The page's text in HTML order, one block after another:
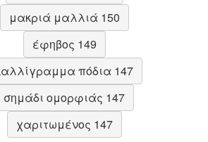
μακριά μαλλιά 150
έφηβος 149
πόδια 147
σημάδι ομορφιάς 147
χαριτωμένος 147